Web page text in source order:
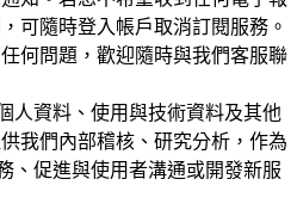
可隨時登入帳戶取消訂閱服務。
何問題，歡迎隨時與我們客服聯
人資料、使用與技術資料及其他
我們內部稽核、研究分析，作為
、促進與使用者溝通或開發新服